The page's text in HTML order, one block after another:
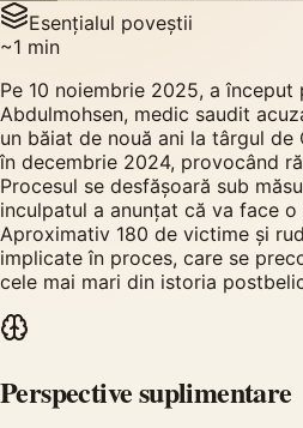
Esențialul poveștii
~1 min
Pe 10 noiembrie 2025, a
Abdulmohsen, medic saudit
un băiat de nouă ani la târgul de
în decembrie 2024, provocând
Procesul se desfășoară sub
inculpatul a anunțat că va face
Aproximativ 180 de victime și
implicate în proces, care se
cele mai mari din istoria
Perspective suplimentare